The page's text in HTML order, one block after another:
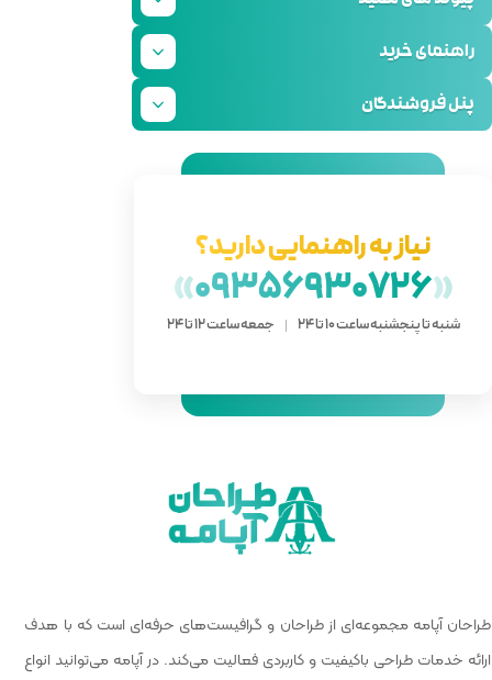
»
ساعت 12 تا 24
گرافیست‌های حرفه‌ای است که با هدف
می‌کند. در آپامه می‌توانید انواع